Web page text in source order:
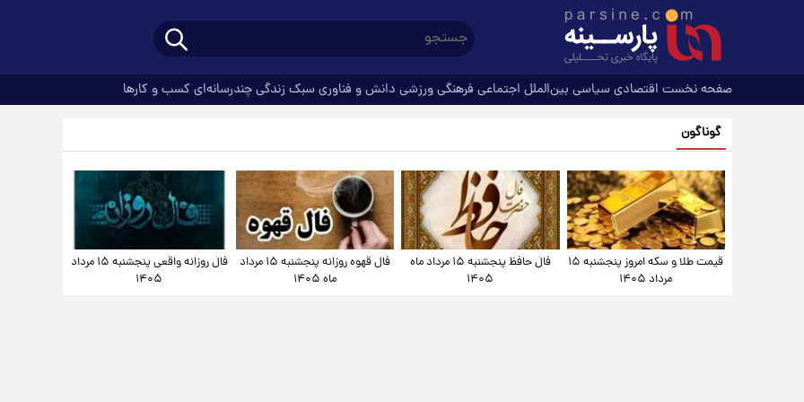
صفحه نخست اقتصادی سیاسی بین‌الملل اجتماعی فرهنگیورزشی دانش و فناوری سبک زندگیچندرسانه‌ای کسب و کارها
گوناگون
قیمت طلا و سکه امروز پنجشنبه ۱۵
مرداد ۱۴۰۵
فال حافظ پنجشنبه ۱۵ مرداد ماه
۱۴۰۵
فال قهوه روزانه پنجشنبه ۱۵ مرداد
ماه ۱۴۰۵
فال روزانه واقعی پنجشنبه ۱۵ مرداد
۱۴۰۵